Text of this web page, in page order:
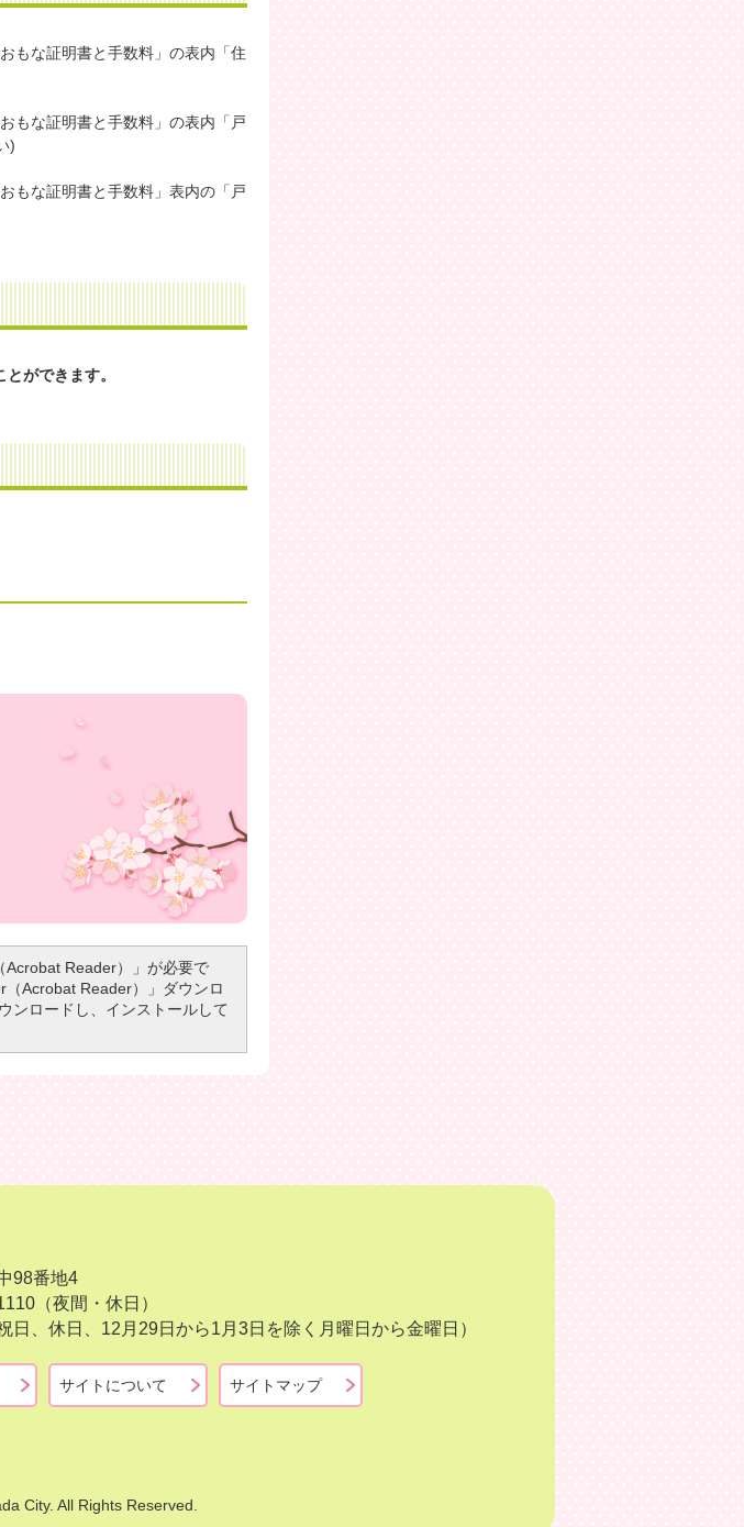
もな証明書と手数料」の表内「住
もな証明書と手数料」の表内「戸
)
もな証明書と手数料」表内の「戸
ができます。
Acrobat Reader）」が必要で
Acrobat Reader）」ダウンロ
ンロードし、インストールして
98番地4
（夜間・休日）
、休日、12月29日から1月3日を除く月曜日から金曜日）
サイトについて サイトマップ
City. All Rights Reserved.